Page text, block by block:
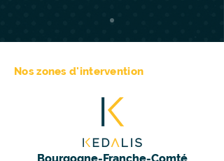
Nos zones d'intervention